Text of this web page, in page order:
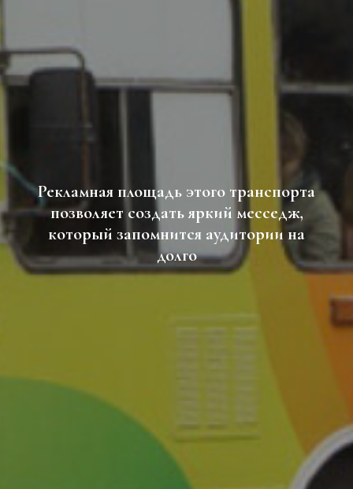
Рекламная площадь этого транспорта
позволяет создать яркий месседж,
который запомнится аудитории на
долго